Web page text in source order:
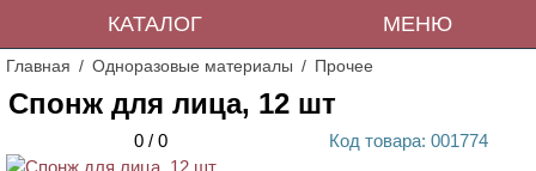
КАТАЛОГ МЕНЮ
Главная Одноразовые материалы Прочее
Спонж для лица, 12 шт
0 / 0 Код товара: 001774